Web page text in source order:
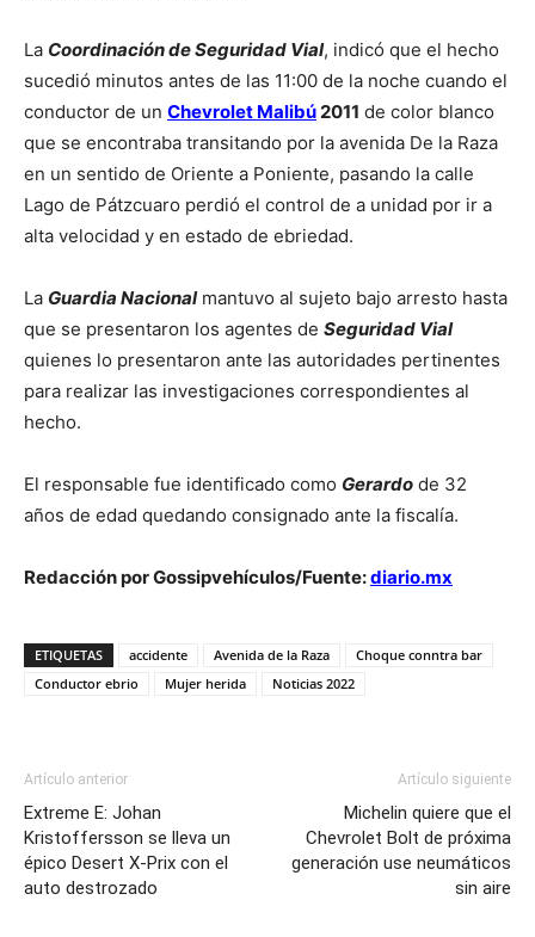
La Coordinación de Seguridad Vial, indicó que el hecho
sucedió minutos antes de las 11:00 de la noche cuando el
conductor de un Chevrolet Malibú 2011 de color blanco
que se encontraba transitando por la avenida De la Raza
en un sentido de Oriente a Poniente, pasando la calle
Lago de Pátzcuaro perdió el control de a unidad por ir a
alta velocidad y en estado de ebriedad.
La Guardia Nacional mantuvo al sujeto bajo arresto hasta
que se presentaron los agentes de Seguridad Vial
quienes lo presentaron ante las autoridades pertinentes
para realizar las investigaciones correspondientes al
hecho.
El responsable fue identificado como Gerardo de 32
años de edad quedando consignado ante la fiscalía.
Redacción por Gossipvehículos/Fuente:diario.mx
ETIQUETAS accidente Avenida de la Raza
Choque conntra bar
Conductor ebrio
Mujer herida Noticias 2022
Artículo anterior
Extreme E: Johan
Kristoffersson se lleva un
épico Desert X-Prix con el
auto destrozado
Artículo siguiente
Michelin quiere que el
Chevrolet Bolt de próxima
generación use neumáticos
sin aire